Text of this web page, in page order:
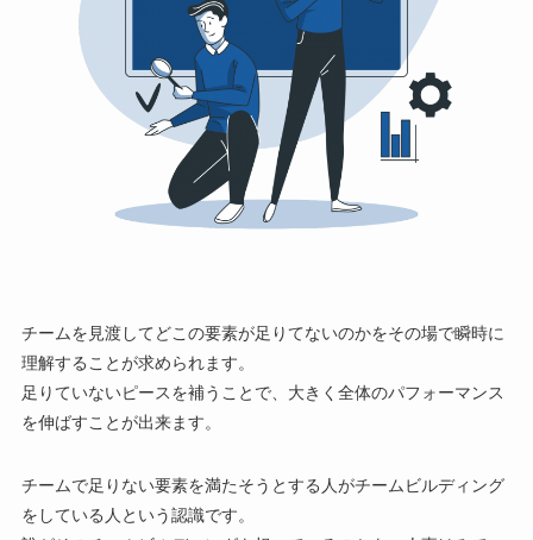
チームを見渡してどこの要素が足りてないのかをその場で瞬時に
理解することが求められます。
足りていないピースを補う ことで、大きく全体のパフォーマンス
を伸ばすことが出来ます。
チームで足りない要素を満たそうとする人がチームビルディング
をしている人という認識です。